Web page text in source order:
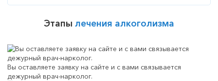
Этапы лечения алкоголизма
Вы оставляете заявку на сайте и с вами связывается
дежурный врач-нарколог.